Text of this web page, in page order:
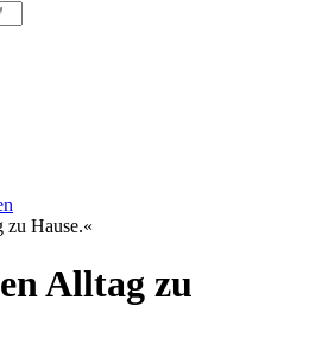
Hause.«
Alltag zu